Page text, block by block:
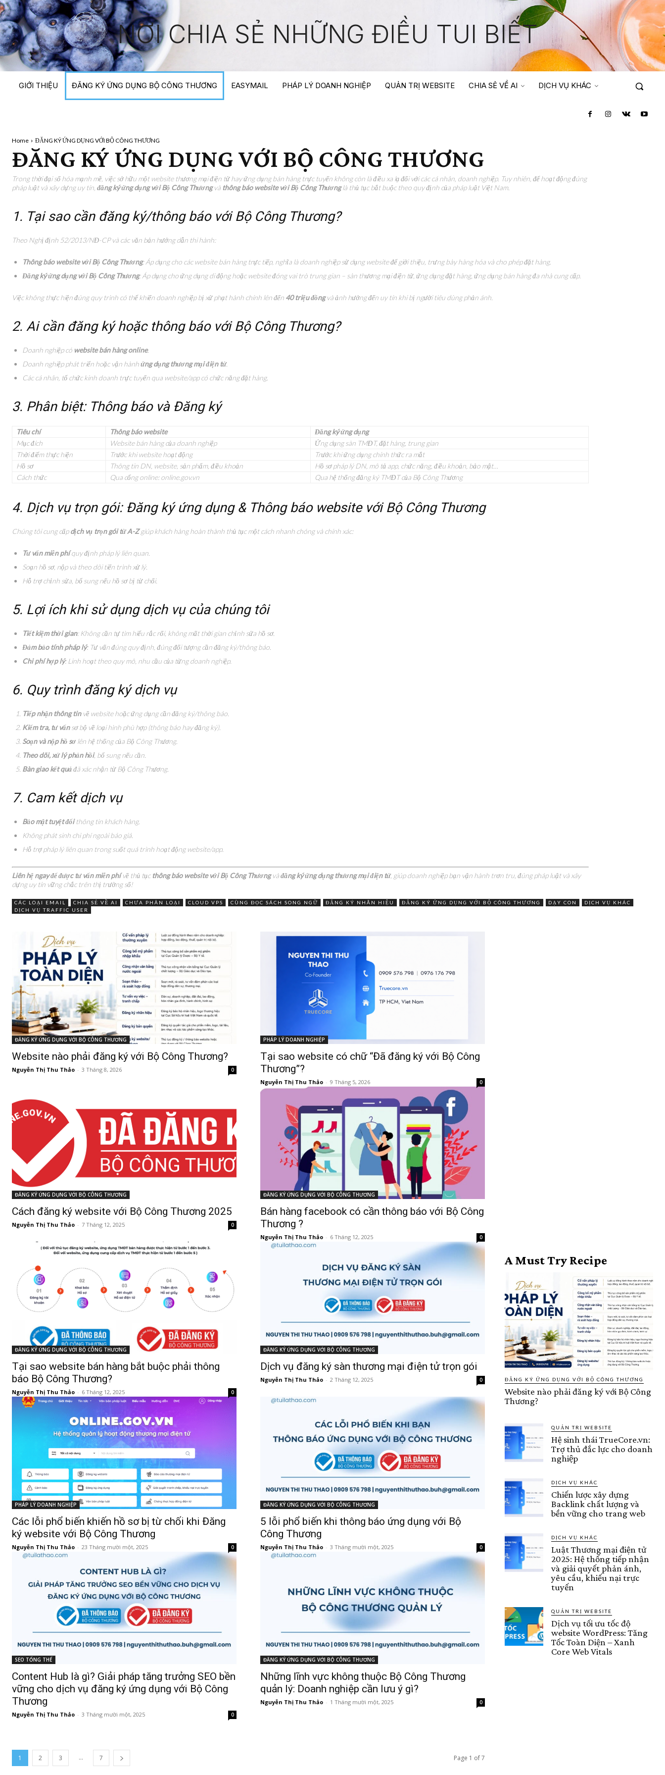
NƠI CHIA SẺ NHỮNG ĐIỀU TUI BIẾT
GIỚI THIỆU ĐĂNG KÝ ỨNG DỤNG BỘ CÔNG THƯƠNG EASYMAIL PHÁP LÝ DOANH NGHIỆP QUẢN TRỊ WEBSITE CHIA SẺ VỀ AI DỊCH VỤ KHÁC
Home ĐĂNG KÝ ỨNG DỤNG VỚI BỘ CÔNG THƯƠNG
ĐĂNG KÝ ỨNG DỤNG VỚI BỘ CÔNG THƯƠNG
Trong thời đại số hóa mạnh mẽ, việc sở hữu một website thương mại điện tử hay ứng dụng bán hàng trực tuyến không còn là điều xa lạ đối với các cá nhân, doanh nghiệp. Tuy nhiên, để hoạt động đúng
pháp luật và xây dựng uy tín, đăng ký ứng dụng với Bộ Công Thươngvà thông báo website với Bộ Công Thươnglà thủ tục bắt buộc theo quy định của pháp luật Việt Nam.
1. Tại sao cần đăng ký/thông báo với Bộ Công Thương?
Theo Nghị định 52/2013/NĐ-CP và các văn bản hướng dẫn thi hành:
Thông báo website với Bộ Công Thương: Áp dụng cho các website bán hàng trực tiếp, nghĩa là doanh nghiệp sử dụng website để giới thiệu, trưng bày hàng hóa và cho phép đặt hàng.
Đăng ký ứng dụng với Bộ Công Thương: Áp dụng cho ứng dụng di động hoặc website đóng vai trò trung gian – sàn thương mại điện tử, ứng dụng đặt hàng, ứng dụng bán hàng đa nhà cung cấp.
Việc không thực hiện đúng quy trình có thể khiến doanh nghiệp bị xử phạt hành chính lên đến 40 triệu đồngvà ảnh hưởng đến uy tín khi bị người tiêu dùng phản ánh.
2. Ai cần đăng ký hoặc thông báo với Bộ Công Thương?
Doanh nghiệp có website bán hàng online.
Doanh nghiệp phát triển hoặc vận hànhứng dụng thương mại điện tử.
Các cá nhân, tổ chức kinh doanh trực tuyến qua website/app có chức năng đặt hàng.
3. Phân biệt: Thông báo và Đăng ký
Tiêu chí Thông báo website
Đăng ký ứng dụng
Mục đích
Website bán hàng của doanh nghiệp
Ứng dụng sàn TMĐT, đặt hàng, trung gian
Thời điểm thực hiện
Trước khi website hoạt động
Trước khi ứng dụng chính thức ra mắt
Hồ sơ
Thông tin DN, website, sản phẩm, điều khoản
Hồ sơ pháp lý DN, mô tả app, chức năng, điều khoản, bảo mật…
Cách thức
Qua cổng online: online.gov.vn Qua hệ thống đăng ký TMĐT của Bộ Công Thương
4. Dịch vụ trọn gói: Đăng ký ứng dụng & Thông báo website với Bộ Công Thương
Chúng tôi cung cấpdịch vụ trọn gói từ A-Zgiúp khách hàng hoàn thành thủ tục một cách nhanh chóng và chính xác:
Tư vấn miễn phíquy định pháp lý liên quan.
Soạn hồ sơ, nộp và theo dõi tiến trình xử lý.
Hỗ trợ chỉnh sửa, bổ sung nếu hồ sơ bị từ chối.
5. Lợi ích khi sử dụng dịch vụ của chúng tôi
Tiết kiệm thời gian: Không cần tự tìm hiểu rắc rối, không mất thời gian chỉnh sửa hồ sơ.
Đảm bảo tính pháp lý: Tư vấn đúng quy định, đúng đối tượng cần đăng ký/thông báo.
Chi phí hợp lý: Linh hoạt theo quy mô, nhu cầu của từng doanh nghiệp.
6. Quy trình đăng ký dịch vụ
Tiếp nhận thông tinvề website hoặc ứng dụng cần đăng ký/thông báo.
Kiểm tra, tư vấnsơ bộ về loại hình phù hợp (thông báo hay đăng ký).
Soạn và nộp hồ sơ lên hệ thống của Bộ Công Thương.
Theo dõi, xử lý phản hồi, bổ sung nếu cần.
Bàn giao kết quảđã xác nhận từ Bộ Công Thương.
7. Cam kết dịch vụ
Bảo mật tuyệt đốithông tin khách hàng.
Không phát sinh chi phí ngoài báo giá.
Hỗ trợ pháp lý liên quan trong suốt quá trình hoạt động website/app.
Liên hệ ngay để được tư vấn miễn phívề thủ tục thông báo website với Bộ Công Thươngvàđăng ký ứng dụng thương mại điện tử, giúp doanh nghiệp bạn vận hành trơn tru, đúng pháp luật và xây
dựng uy tín vững chắc trên thị trường số!
CÁC LOẠI EMAIL CHIA SẺ VỀ AI CHƯA PHÂN LOẠI CLOUD VPS CÙNG ĐỌC SÁCH SONG NGỮ ĐĂNG KÝ NHÃN HIỆU ĐĂNG KÝ ỨNG DỤNG VỚI BỘ CÔNG THƯƠNG DẠY CON
DỊCH VỤ KHÁC
DỊCH VỤ TRAFFIC USER
ĐĂNG KÝ ỨNG DỤNG VỚI BỘ CÔNG THƯƠNG
Website nào phải đăng ký với Bộ Công Thương?
Nguyễn Thị Thu Thảo - 3 Tháng 8, 2026 0
PHÁP LÝ DOANH NGHIỆP
Tại sao website có chữ “Đã đăng ký với Bộ Công
Thương”?
Nguyễn Thị Thu Thảo - 9 Tháng 5, 2026 0
ĐĂNG KÝ ỨNG DỤNG VỚI BỘ CÔNG THƯƠNG
Cách đăng ký website với Bộ Công Thương 2025
Nguyễn Thị Thu Thảo - 7 Tháng 12, 2025 0
ĐĂNG KÝ ỨNG DỤNG VỚI BỘ CÔNG THƯƠNG
Bán hàng facebook có cần thông báo với Bộ Công
Thương ?
Nguyễn Thị Thu Thảo - 6 Tháng 12, 2025 0
ĐĂNG KÝ ỨNG DỤNG VỚI BỘ CÔNG THƯƠNG
Tại sao website bán hàng bắt buộc phải thông
báo Bộ Công Thương?
Nguyễn Thị Thu Thảo - 6 Tháng 12, 2025 0
ĐĂNG KÝ ỨNG DỤNG VỚI BỘ CÔNG THƯƠNG
Dịch vụ đăng ký sàn thương mại điện tử trọn gói
Nguyễn Thị Thu Thảo - 2 Tháng 12, 2025 0
PHÁP LÝ DOANH NGHIỆP
Các lỗi phổ biến khiến hồ sơ bị từ chối khi Đăng
ký website với Bộ Công Thương
Nguyễn Thị Thu Thảo - 23 Tháng mười một, 2025 0
ĐĂNG KÝ ỨNG DỤNG VỚI BỘ CÔNG THƯƠNG
5 lỗi phổ biến khi thông báo ứng dụng với Bộ
Công Thương
Nguyễn Thị Thu Thảo - 3 Tháng mười một, 2025 0
SEO TỔNG THỂ
Content Hub là gì? Giải pháp tăng trưởng SEO bền
vững cho dịch vụ đăng ký ứng dụng với Bộ Công
Thương
Nguyễn Thị Thu Thảo - 3 Tháng mười một, 2025 0
ĐĂNG KÝ ỨNG DỤNG VỚI BỘ CÔNG THƯƠNG
Những lĩnh vực không thuộc Bộ Công Thương
quản lý: Doanh nghiệp cần lưu ý gì?
Nguyễn Thị Thu Thảo - 1 Tháng mười một, 2025 0
1 2 3 ... 7 Page 1 of 7
A Must Try Recipe
ĐĂNG KÝ ỨNG DỤNG VỚI BỘ CÔNG THƯƠNG
Website nào phải đăng ký với Bộ Công
Thương?
QUẢN TRỊ WEBSITE
Hệ sinh thái TrueCore.vn:
Trợ thủ đắc lực cho doanh
nghiệp
DỊCH VỤ KHÁC
Chiến lược xây dựng
Backlink chất lượng và
bền vững cho trang web
DỊCH VỤ KHÁC
Luật Thương mại điện tử
2025: Hệ thống tiếp nhận
và giải quyết phản ánh,
yêu cầu, khiếu nại trực
tuyến
QUẢN TRỊ WEBSITE
Dịch vụ tối ưu tốc độ
website WordPress: Tăng
Tốc Toàn Diện – Xanh
Core Web Vitals